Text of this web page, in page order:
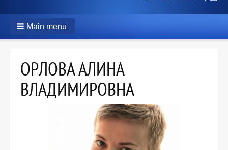
Main menu
ОРЛОВА АЛИНА
ВЛАДИМИРОВНА